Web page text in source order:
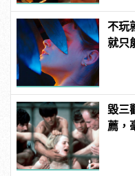
不玩
就只
毀三
薦，